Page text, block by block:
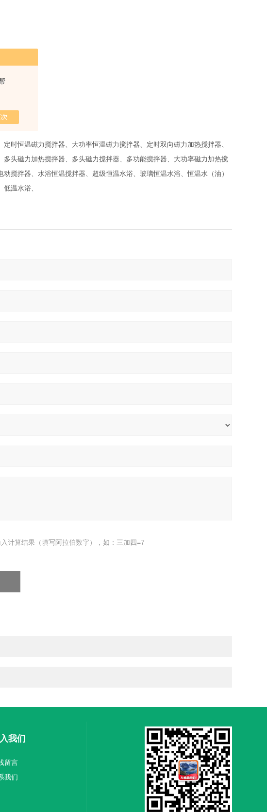
时恒温磁力搅拌器、大功率恒温磁力搅拌器、定时双向磁力加热搅拌器、
头磁力加热搅拌器、多头磁力搅拌器、多功能搅拌器、大功率磁力加热搅
搅拌器、水浴恒温搅拌器、超级恒温水浴、玻璃恒温水浴、恒温水（油）
温水浴、
计算结果（填写阿拉伯数字），如：三加四=7
我们
留言
我们